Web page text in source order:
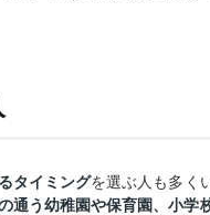
タイミングを選ぶ人も多く
通う幼稚園や保育園、小学